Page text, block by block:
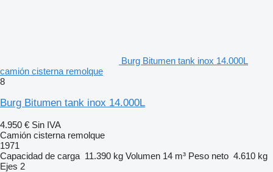
Burg Bitumen tank inox 14.000L
camión cisterna remolque
8
Burg Bitumen tank inox 14.000L
4.950 € Sin IVA
Camión cisterna remolque
1971
Capacidad de carga 11.390 kg Volumen 14 m³ Peso neto 4.610 kg
Ejes 2